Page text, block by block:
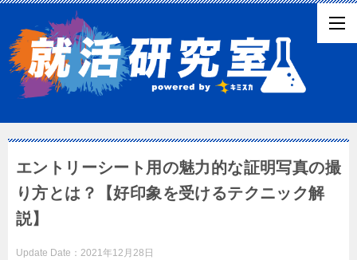
エントリーシート用の魅力的な証明写真の撮
り方とは？【好印象を受けるテクニック解
説】
Update Date： 2021年12月28日